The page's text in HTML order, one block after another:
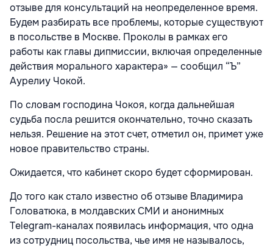
отзыве для консультаций на неопределенное время.
Будем разбирать все проблемы, которые существуют
в посольстве в Москве. Проколы в рамках его
работы как главы дипмиссии, включая определенные
действия морального характера» — сообщил “Ъ”
Аурелиу Чокой.
По словам господина Чокоя, когда дальнейшая
судьба посла решится окончательно, точно сказать
нельзя. Решение на этот счет, отметил он, примет уже
новое правительство страны.
Ожидается, что кабинет скоро будет сформирован.
До того как стало известно об отзыве Владимира
Головатюка, в молдавских СМИ и анонимных
Telegram-каналах появилась информация, что одна
из сотрудниц посольства, чье имя не называлось,